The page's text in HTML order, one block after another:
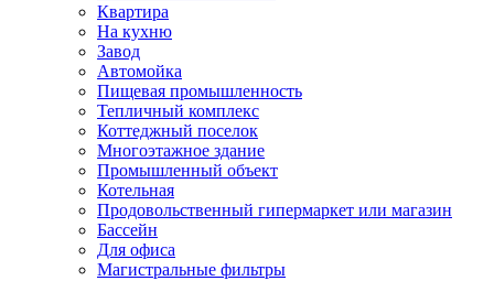
Квартира
На кухню
Завод
Автомойка
Пищевая промышленность
Тепличный комплекс
Коттеджный поселок
Многоэтажное здание
Промышленный объект
Котельная
Продовольственный гипермаркет или магазин
Бассейн
Для офиса
Магистральные фильтры